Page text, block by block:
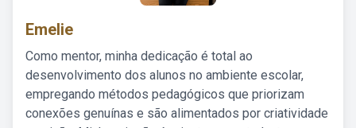
Emelie
Como mentor, minha dedicação é total ao
desenvolvimento dos alunos no ambiente escolar,
empregando métodos pedagógicos que priorizam
conexões genuínas e são alimentados por criatividade